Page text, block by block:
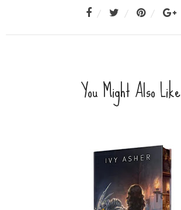
You Might Also Like